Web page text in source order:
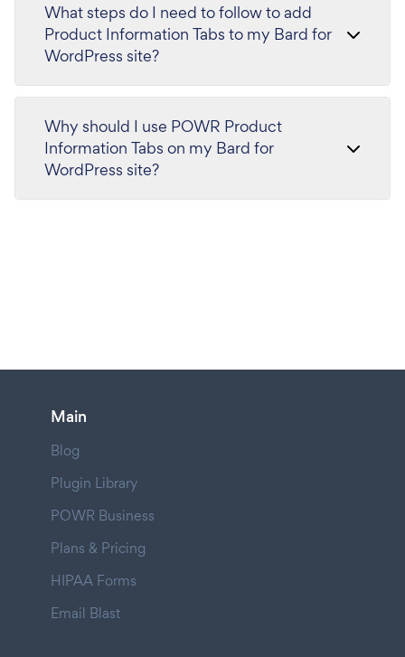
What steps do I need to follow to add
Product Information Tabs to my Bard for
WordPress site?
Why should I use POWR Product
Information Tabs on my Bard for
WordPress site?
Main
Blog
Plugin Library
POWR Business
Plans & Pricing
HIPAA Forms
Email Blast